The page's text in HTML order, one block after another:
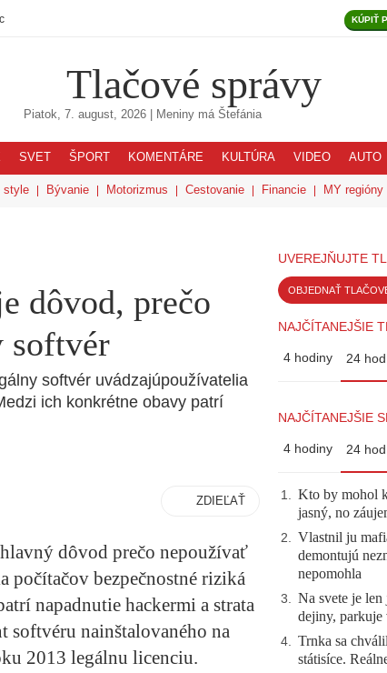
KÚPIŤ
Tlačové správy
Piatok, 7. august, 2026 | Meniny má Štefánia
SVET ŠPORT KOMENTÁRE KULTÚRA VIDEO AUTO
style Bývanie Motorizmus Cestovanie Financie MY regióny
dôvod, prečo
softvér
softvér uvádzajúpoužívatelia
ich konkrétne obavy patrí
ZDIEĽAŤ
dôvod prečo nepoužívať
počítačov bezpečnostné riziká
napadnutie hackermi a strata
softvéru nainštalovaného na
2013 legálnu licenciu.
UVEREJŇUJTE
OBJEDNAŤ
NAJČÍTANEJŠIE
4 hodiny 24
NAJČÍTANEJŠIE
4 hodiny 24
1. Kto by mohol
jasný, no
2. Vlastnil ju
demontujú
nepomohla
3. Na svete je
dejiny, parkuje
4. Trnka sa
státisíce.